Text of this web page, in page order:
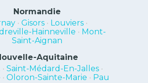
Normandie
• Gisors• Louviers•
Hainneville • Mont-
Saint-Aignan
Aquitaine
• Saint-Médard-En-Jalles•
• Oloron-Sainte-Marie • Pau